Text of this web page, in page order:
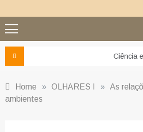
Ciência e religião: como superar o
Home » OLHARES I » As
ambientes